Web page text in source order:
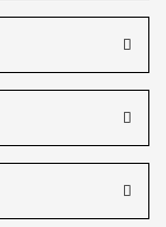
bir titizlikle
modasına